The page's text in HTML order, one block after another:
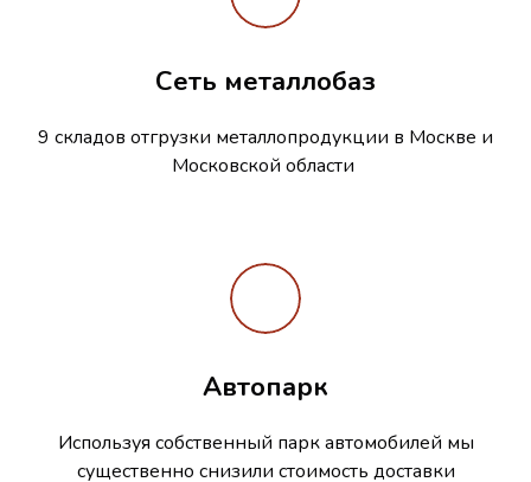
Сеть металлобаз
9 складов отгрузки металлопродукции в Москве и
Московской области
Автопарк
Используя собственный парк автомобилей мы
существенно снизили стоимость доставки